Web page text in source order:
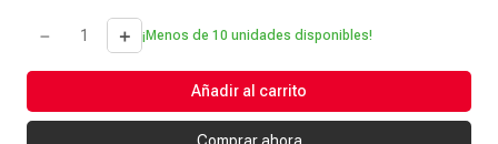
＋
－ ¡Menos de 10 unidades disponibles!
Añadir al carrito